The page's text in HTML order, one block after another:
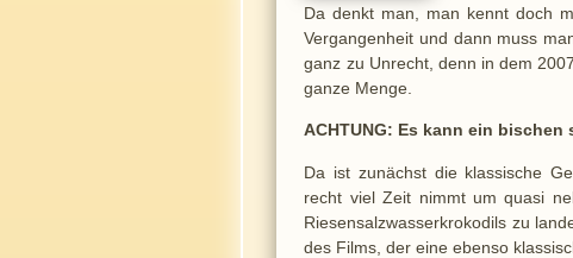
Da denkt man, man kennt doch
Vergangenheit und dann muss
ganz zu Unrecht, denn in dem
ganze Menge.
ACHTUNG: Es kann ein bischen
Da ist zunächst die klassische
recht viel Zeit nimmt um quasi
Riesensalzwasserkrokodils zu
des Films, der eine ebenso